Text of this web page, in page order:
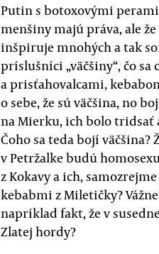
Putin s botoxovými
menšiny majú práva, ale
inšpiruje mnohých a tak
príslušníci „väčšiny“, čo
a prisťahovalcami,
o sebe, že sú väčšina, no
na Mierku, ich bolo tridsať
Čoho sa teda bojí väčšina?
v Petržalke budú
z Kokavy a ich,
kebabmi z Miletičky?
napríklad fakt, že v
Zlatej hordy?